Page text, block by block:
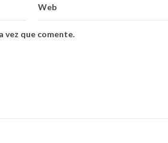
Web
vez que comente.